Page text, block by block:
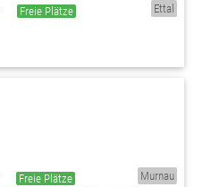
Freie Plätze Ettal
Freie Plätze Murnau